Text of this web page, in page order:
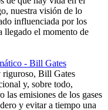
nuestra visión de lo
influenciada por los
llegado el momento de
- Bill Gates
riguroso, Bill Gates
y, sobre todo,
las emisiones de los gases
y evitar a tiempo una